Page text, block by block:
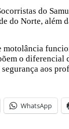
do
do Norte, além
motolância
o diferencial
aos
WhatsApp